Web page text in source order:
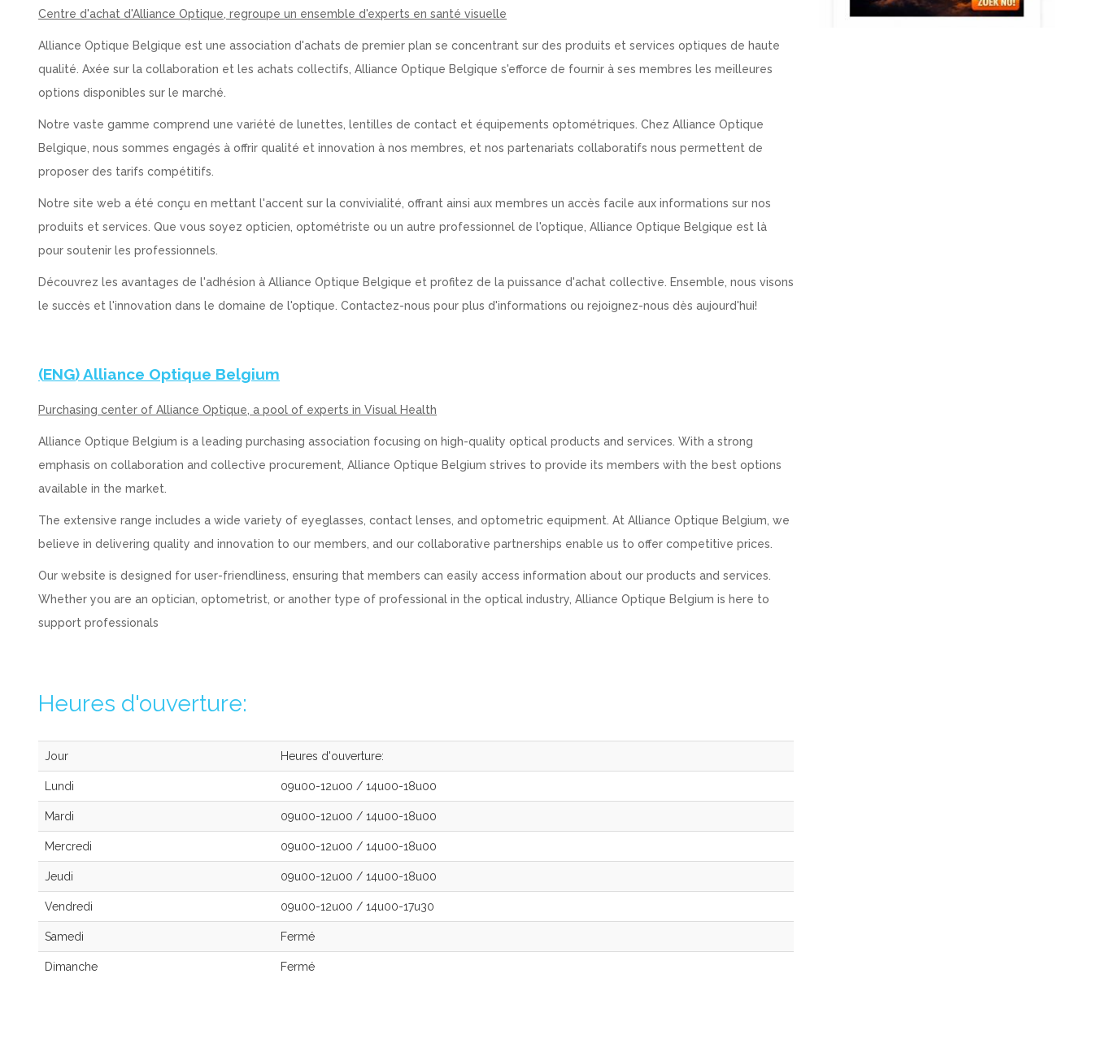
Centre d'achat d'Alliance Optique, regroupe un ensemble d'experts en santé visuelle
Alliance Optique Belgique est une association d'achats de premier plan se concentrant sur des produits et services optiques de haute
qualité. Axée sur la collaboration et les achats collectifs, Alliance Optique Belgique s'efforce de fournir à ses membres les meilleures
options disponibles sur le marché.
Notre vaste gamme comprend une variété de lunettes, lentilles de contact et équipements optométriques. Chez Alliance Optique
Belgique, nous sommes engagés à offrir qualité et innovation à nos membres, et nos partenariats collaboratifs nous permettent de
proposer des tarifs compétitifs.
Notre site web a été conçu en mettant l'accent sur la convivialité, offrant ainsi aux membres un accès facile aux informations sur nos
produits et services. Que vous soyez opticien, optométriste ou un autre professionnel de l'optique, Alliance Optique Belgique est là
pour soutenir les professionnels.
Découvrez les avantages de l'adhésion à Alliance Optique Belgique et profitez de la puissance d'achat collective. Ensemble, nous visons
le succès et l'innovation dans le domaine de l'optique. Contactez-nous pour plus d'informations ou rejoignez-nous dès aujourd'hui!
(ENG) Alliance Optique Belgium
Purchasing center of Alliance Optique, a pool of experts in Visual Health
Alliance Optique Belgium is a leading purchasing association focusing on high-quality optical products and services. With a strong
emphasis on collaboration and collective procurement, Alliance Optique Belgium strives to provide its members with the best options
available in the market.
The extensive range includes a wide variety of eyeglasses, contact lenses, and optometric equipment. At Alliance Optique Belgium, we
believe in delivering quality and innovation to our members, and our collaborative partnerships enable us to offer competitive prices.
Our website is designed for user-friendliness, ensuring that members can easily access information about our products and services.
Whether you are an optician, optometrist, or another type of professional in the optical industry, Alliance Optique Belgium is here to
support professionals
Heures d'ouverture:
Jour Heures d'ouverture:
Lundi 09u00-12u00 / 14u00-18u00
Mardi 09u00-12u00 / 14u00-18u00
Mercredi 09u00-12u00 / 14u00-18u00
Jeudi 09u00-12u00 / 14u00-18u00
Vendredi 09u00-12u00 / 14u00-17u30
Samedi Fermé
Dimanche Fermé